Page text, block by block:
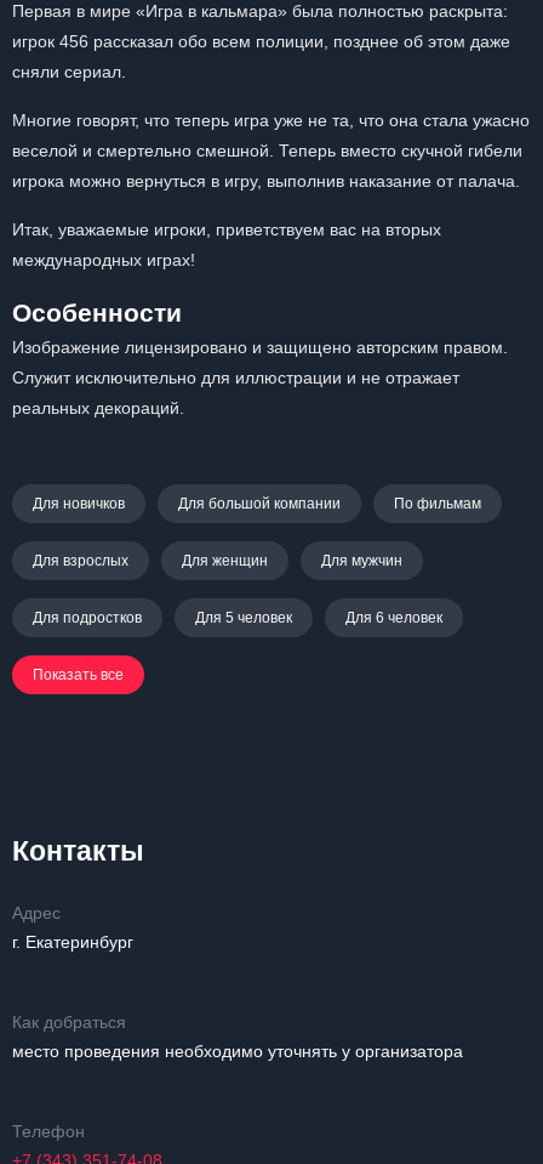
Первая в мире «Игра в кальмара» была полностью раскрыта:
игрок 456 рассказал обо всем полиции, позднее об этом даже
сняли сериал.
Многие говорят, что теперь игра уже не та, что она стала ужасно
веселой и смертельно смешной. Теперь вместо скучной гибели
игрока можно вернуться в игру, выполнив наказание от палача.
Итак, уважаемые игроки, приветствуем вас на вторых
международных играх!
Особенности
Изображение лицензировано и защищено авторским правом.
Служит исключительно для иллюстрации и не отражает
реальных декораций.
Для новичков Для большой компании По фильмам
Для взрослых Для женщин Для мужчин
Для подростков Для 5 человек Для 6 человек
Показать все
Контакты
Адрес
г. Екатеринбург
Как добраться
место проведения необходимо уточнять у организатора
Телефон